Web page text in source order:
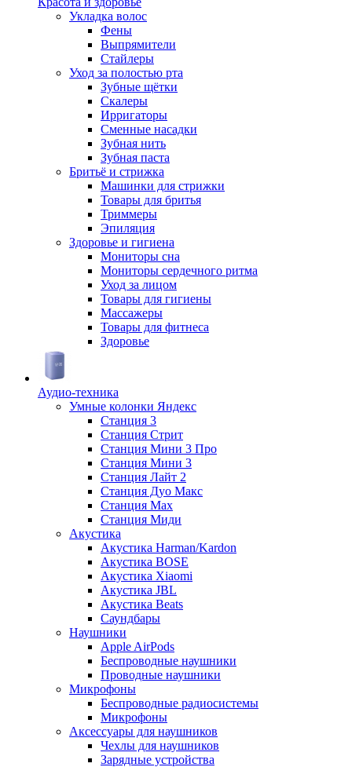
Укладка волос
Фены
Выпрямители
Стайлеры
Уход за полостью рта
Зубные щётки
Скалеры
Ирригаторы
Сменные насадки
Зубная нить
Зубная паста
Бритьё и стрижка
Машинки для стрижки
Товары для бритья
Триммеры
Эпиляция
Здоровье и гигиена
Мониторы сна
Мониторы сердечного ритма
Уход за лицом
Товары для гигиены
Массажеры
Товары для фитнеса
Здоровье
Аудио-техника
Умные колонки Яндекс
Станция 3
Станция Стрит
Станция Мини 3 Про
Станция Мини 3
Станция Лайт 2
Станция Дуо Макс
Станция Max
Станция Миди
Акустика
Акустика Harman/Kardon
Акустика BOSE
Акустика Xiaomi
Акустика JBL
Акустика Beats
Саундбары
Наушники
Apple AirPods
Беспроводные наушники
Проводные наушники
Микрофоны
Беспроводные радиосистемы
Микрофоны
Аксессуары для наушников
Чехлы для наушников
Зарядные устройства